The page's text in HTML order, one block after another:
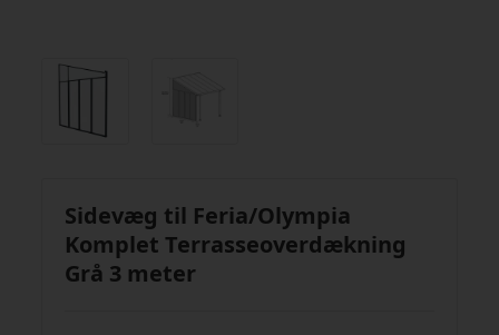
Sidevæg til Feria/Olympia
Komplet Terrasseoverdækning
Grå 3 meter